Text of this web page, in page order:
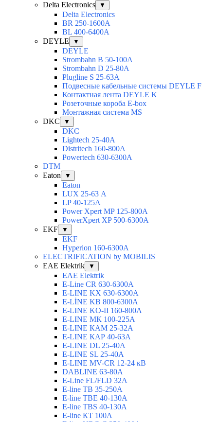
Delta Electronics ▼
Delta Electronics
BR 250-1600A
BL 400-6400A
DEYLE
▼
DEYLE
Strombahn B 50-100A
Strombahn D 25-80A
Plugline S 25-63A
Подвесные кабельные системы DEYLE F
Контактная лента DEYLE K
Розеточные короба E-box
Монтажная система MS
DKC
▼
DKC
Lightech 25-40А
Distritech 160-800А
Powertech 630-6300А
DTM
Eaton
▼
Eaton
LUX 25-63 А
LP 40-125A
Power Xpert MP 125-800A
PowerXpert XP 500-6300A
EKF
▼
EKF
Hyperion 160-6300А
ELECTRIFICATION by MOBILIS
EAE Elektrik
▼
EAE Elektrik
E-Line CR 630-6300А
E-LINE KX 630-6300А
E-LİNE KB 800-6300А
E-LINE KO-II 160-800А
E-LINE МК 100-225А
E-LINE КАМ 25-32А
E-LINE КАР 40-63А
E-LINE DL 25-40А
E-LINE SL 25-40А
E-LINE MV-CR 12-24 кВ
DABLINE 63-80А
E-Line FL/FLD 32А
E-line TB 35-250А
E-line TBЕ 40-130А
E-line TBS 40-130А
E-line КТ 100А